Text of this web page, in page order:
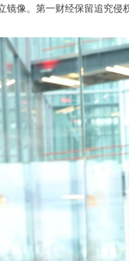
镜像。第一财经保留追究